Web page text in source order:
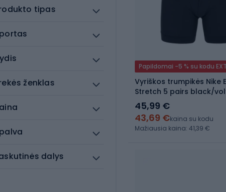
tipas
ženklas
dalys
Papildomai -5 % su kodu
Vyriškos trumpikės Nike
Stretch 5 pairs black/
royal/sm green/un gold
45,99 €
43,69 €kaina su kodu
Mažiausia kaina: 41,39 €